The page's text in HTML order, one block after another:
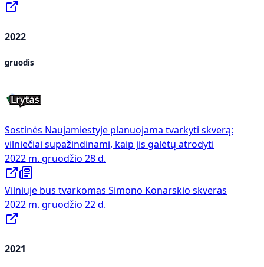
2022
gruodis
Sostinės Naujamiestyje planuojama tvarkyti skverą:
vilniečiai supažindinami, kaip jis galėtų atrodyti
2022 m. gruodžio 28 d.
Vilniuje bus tvarkomas Simono Konarskio skveras
2022 m. gruodžio 22 d.
2021